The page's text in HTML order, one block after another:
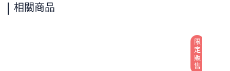
相關商品
限定販售